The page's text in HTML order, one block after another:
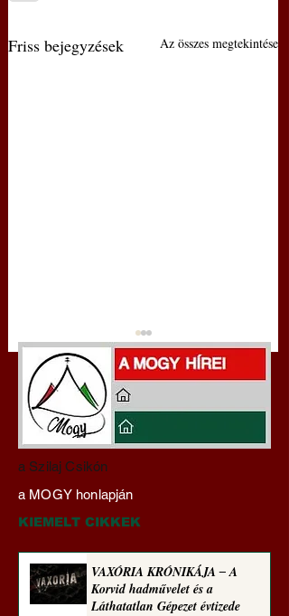
Friss bejegyzések Az összes megtekintése
Darai Lajos:
Naplóbölcsességeim
(2023)
a Szilaj Csikón
a MOGY honlapján
KIEMELT CIKKEK
VAXÓRIA KRÓNIKÁJA ‒ A
Korvid hadművelet és a
Láthatatlan Gépezet évtizede